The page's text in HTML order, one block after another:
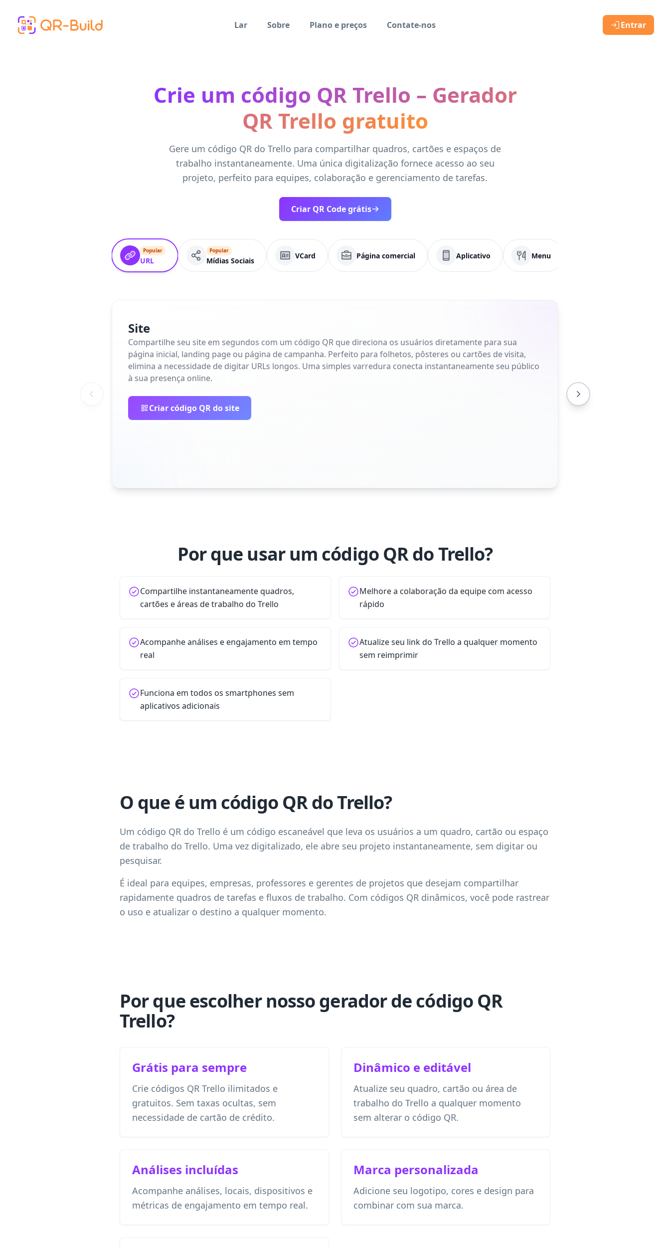
Lar
Sobre Plano e preços Contate-nos Entrar
Crie um código QR Trello – Gerador
QR Trello gratuito
Gere um código QR do Trello para compartilhar quadros, cartões e espaços de
trabalho instantaneamente. Uma única digitalização fornece acesso ao seu
projeto, perfeito para equipes, colaboração e gerenciamento de tarefas.
Criar QR Code grátis
Popular
URL
Popular
Mídias Sociais
VCard Página comercial Aplicativo Menu
Site
Compartilhe seu site em segundos com um código QR que direciona os usuários diretamente para sua
página inicial, landing page ou página de campanha. Perfeito para folhetos, pôsteres ou cartões de visita,
elimina a necessidade de digitar URLs longos. Uma simples varredura conecta instantaneamente seu público
à sua presença online.
Criar código QR do site
Por que usar um código QR do Trello?
Compartilhe instantaneamente quadros,
cartões e áreas de trabalho do Trello
Melhore a colaboração da equipe com acesso
rápido
Acompanhe análises e engajamento em tempo
real
Atualize seu link do Trello a qualquer momento
sem reimprimir
Funciona em todos os smartphones sem
aplicativos adicionais
O que é um código QR do Trello?
Um código QR do Trello é um código escaneável que leva os usuários a um quadro, cartão ou espaço
de trabalho do Trello. Uma vez digitalizado, ele abre seu projeto instantaneamente, sem digitar ou
pesquisar.
É ideal para equipes, empresas, professores e gerentes de projetos que desejam compartilhar
rapidamente quadros de tarefas e fluxos de trabalho. Com códigos QR dinâmicos, você pode rastrear
o uso e atualizar o destino a qualquer momento.
Por que escolher nosso gerador de código QR
Trello?
Grátis para sempre
Crie códigos QR Trello ilimitados e
gratuitos. Sem taxas ocultas, sem
necessidade de cartão de crédito.
Dinâmico e editável
Atualize seu quadro, cartão ou área de
trabalho do Trello a qualquer momento
sem alterar o código QR.
Análises incluídas
Acompanhe análises, locais, dispositivos e
métricas de engajamento em tempo real.
Marca personalizada
Adicione seu logotipo, cores e design para
combinar com sua marca.